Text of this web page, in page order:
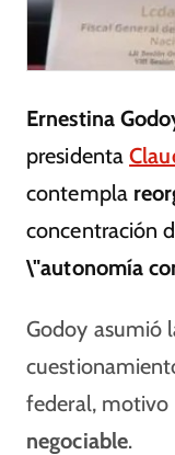
Ernestina
presidenta
contempla
concentración
\"autonomía
Godoy asumió
federal, motivo
negociable.